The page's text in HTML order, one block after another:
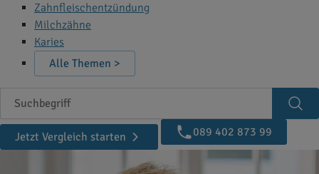
Zahnfleischentzündung
Milchzähne
Karies
Alle Themen >
Suchbegriff
Jetzt Vergleich starten
089 402 873 99